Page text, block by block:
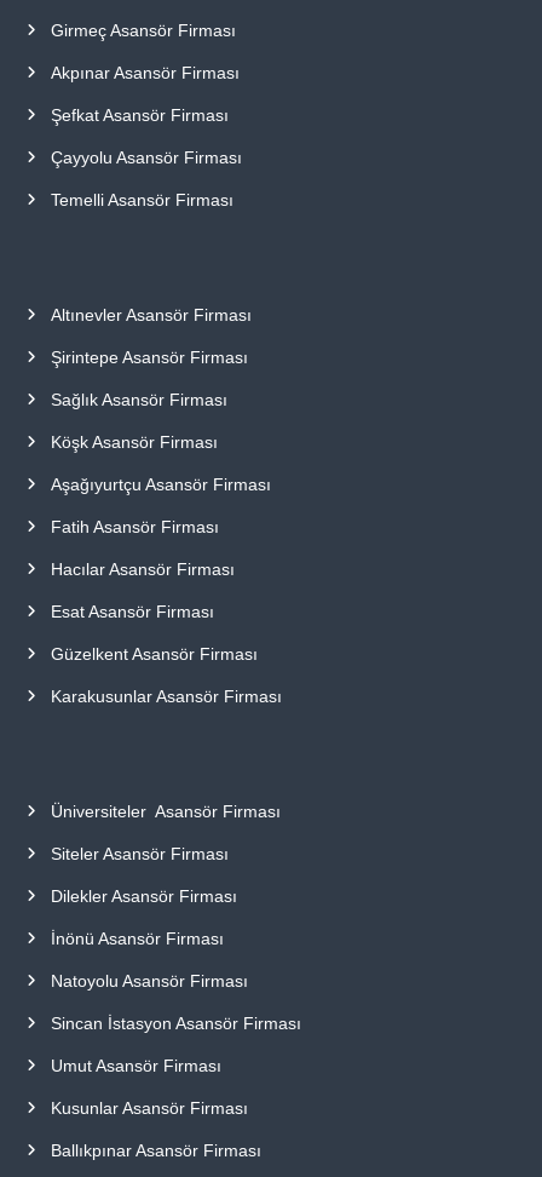
Girmeç Asansör Firması
Akpınar Asansör Firması
Şefkat Asansör Firması
Çayyolu Asansör Firması
Temelli Asansör Firması
Altınevler Asansör Firması
Şirintepe Asansör Firması
Sağlık Asansör Firması
Köşk Asansör Firması
Aşağıyurtçu Asansör Firması
Fatih Asansör Firması
Hacılar Asansör Firması
Esat Asansör Firması
Güzelkent Asansör Firması
Karakusunlar Asansör Firması
Üniversiteler Asansör Firması
Siteler Asansör Firması
Dilekler Asansör Firması
İnönü Asansör Firması
Natoyolu Asansör Firması
Sincan İstasyon Asansör Firması
Umut Asansör Firması
Kusunlar Asansör Firması
Ballıkpınar Asansör Firması